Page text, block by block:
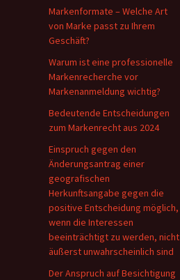
Markenformate – Welche Art
von Marke passt zu Ihrem
Geschäft?
Warum ist eine professionelle
Markenrecherche vor
Markenanmeldung wichtig?
Bedeutende Entscheidungen
zum Markenrecht aus 2024
Einspruch gegen den
Änderungsantrag einer
geografischen
Herkunftsangabe gegen die
positive Entscheidung möglich,
wenn die Interessen
beeinträchtigt zu werden, nicht
äußerst unwahrscheinlich sind
Der Anspruch auf Besichtigung